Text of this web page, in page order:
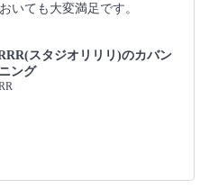
いても大変満足です。
スタジオリリリ)のカバン
ング